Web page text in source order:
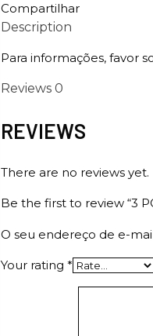
Compartilhar
Description
Para informações, favor
Reviews 0
REVIEWS
There are no reviews yet.
Be the first to review “3
O seu endereço de e-
Your rating *